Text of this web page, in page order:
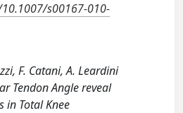
s00167-010-
F. Catani, A. Leardini
Tendon Angle reveal
in Total Knee